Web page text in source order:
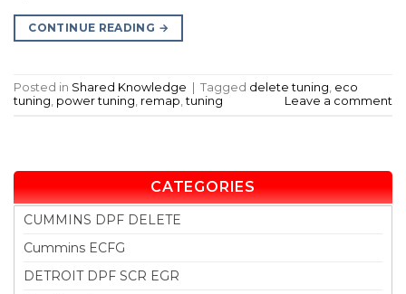
CONTINUE READING →
Posted in Shared Knowledge Tagged delete tuning, eco
tuning, power tuning, remap,tuning Leave a comment
CATEGORIES
CUMMINS DPF DELETE
Cummins ECFG
DETROIT DPF SCR EGR